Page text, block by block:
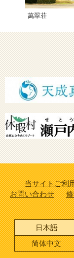
萬翠荘
当サイトご利
お問い合わせ
日本語
简体中文